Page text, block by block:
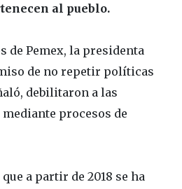
al pueblo.
de Pemex, la presidenta
de no repetir políticas
debilitaron a las
procesos de
a partir de 2018 se ha